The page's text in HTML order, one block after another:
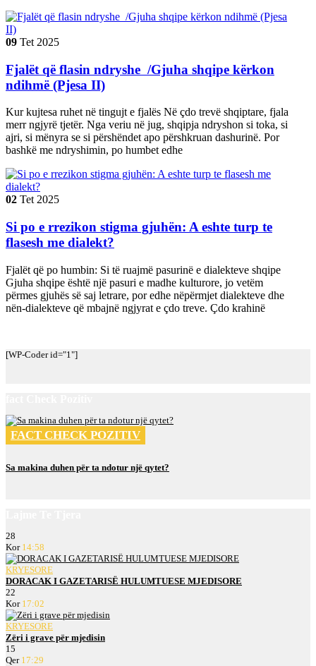
09 Tet 2025
Fjalët që flasin ndryshe /Gjuha shqipe kërkon
ndihmë (Pjesa II)
Kur kujtesa ruhet në tingujt e fjalës Në çdo trevë shqiptare, fjala
merr ngjyrë tjetër. Nga veriu në jug, shqipja ndryshon si toka, si
ajri, si mënyra se si përshëndet apo përshkruan dashurinë. Por
bashkë me ndryshimin, po humbet edhe
02 Tet 2025
Si po e rrezikon stigma gjuhën: A eshte turp te
flasesh me dialekt?
Fjalët që po humbin: Si të ruajmë pasurinë e dialekteve shqipe
Gjuha shqipe është një pasuri e madhe kulturore, jo vetëm
përmes gjuhës së saj letrare, por edhe nëpërmjet dialekteve dhe
nën-dialekteve që mbajnë ngjyrat e çdo treve. Çdo krahinë
[WP-Coder id="1"]
FACT CHECK POZITIV
Sa makina duhen për ta ndotur një qytet?
28
Kor 14:58
KRYESORE
DORACAK I GAZETARISË HULUMTUESE MJEDISORE
22
Kor 17:02
KRYESORE
Zëri i grave për mjedisin
15
Qer 17:29